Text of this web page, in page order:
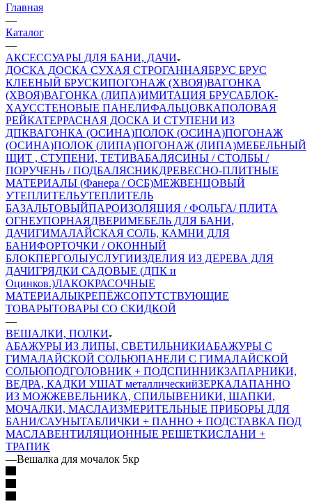
Главная
—
Каталог
—
АКСЕССУАРЫ ДЛЯ БАНИ, ДАЧИ
ДОСКА ДОСКА СУХАЯ СТРОГАННАЯБРУС БРУС
КЛЕЕНЫЙ БРУСКИПОГОНАЖ (ХВОЯ)ВАГОНКА
(ХВОЯ)ВАГОНКА (ЛИПА)ИМИТАЦИЯ БРУСАБЛОК-
ХАУССТЕНОВЫЕ ПАНЕЛИФАЛЬЦОВКАПОЛОВАЯ
РЕЙКАТЕРРАСНАЯ ДОСКА И СТУПЕНИ ИЗ
ДПКВАГОНКА (ОСИНА)ПОЛОК (ОСИНА)ПОГОНАЖ
(ОСИНА)ПОЛОК (ЛИПА)ПОГОНАЖ (ЛИПА)МЕБЕЛЬНЫЙ
ЩИТ , СТУПЕНИ, ТЕТИВАБАЛЯСИНЫ / СТОЛБЫ /
ПОРУЧЕНЬ / ПОДБАЛЯСНИКДРЕВЕСНО-ПЛИТНЫЕ
МАТЕРИАЛЫ (Фанера / ОСБ)МЕЖВЕНЦОВЫЙ
УТЕПЛИТЕЛЬУТЕПЛИТЕЛЬ
БАЗАЛЬТОВЫЙПАРОИЗОЛЯЦИЯ / ФОЛЬГА/ ПЛИТА
ОГНЕУПОРНАЯДВЕРИМЕБЕЛЬ ДЛЯ БАНИ,
ДАЧИГИМАЛАЙСКАЯ СОЛЬ, КАМНИ ДЛЯ
БАНИФОРТОЧКИ / ОКОННЫЙ
БЛОКПЕРГОЛЫУСЛУГИИЗДЕЛИЯ ИЗ ДЕРЕВА ДЛЯ
ДАЧИГРЯДКИ САДОВЫЕ (ДПК и
Оцинков.)ЛАКОКРАСОЧНЫЕ
МАТЕРИАЛЫКРЕПЁЖСОПУТСТВУЮЩИЕ
ТОВАРЫТОВАРЫ СО СКИДКОЙ
—
ВЕШАЛКИ, ПОЛКИ
АБАЖУРЫ ИЗ ЛИПЫ, СВЕТИЛЬНИКИАБАЖУРЫ С
ГИМАЛАЙСКОЙ СОЛЬЮПАНЕЛИ С ГИМАЛАЙСКОЙ
СОЛЬЮПОДГОЛОВНИК + ПОДСПИННИКЗАПАРНИКИ,
ВЕДРА, КАДКИ УШАТ металлическийЗЕРКАЛАПАННО
ИЗ МОЖЖЕВЕЛЬНИКА, СПИЛЫВЕНИКИ, ШАПКИ,
МОЧАЛКИ, МАСЛАИЗМЕРИТЕЛЬНЫЕ ПРИБОРЫ ДЛЯ
БАНИ/САУНЫТАБЛИЧКИ + ПАННО + ПОДСТАВКА ПОД
МАСЛАВЕНТИЛЯЦИОННЫЕ РЕШЕТКИСЛАНИ +
ТРАПИК
—Вешалка для мочалок 5кр